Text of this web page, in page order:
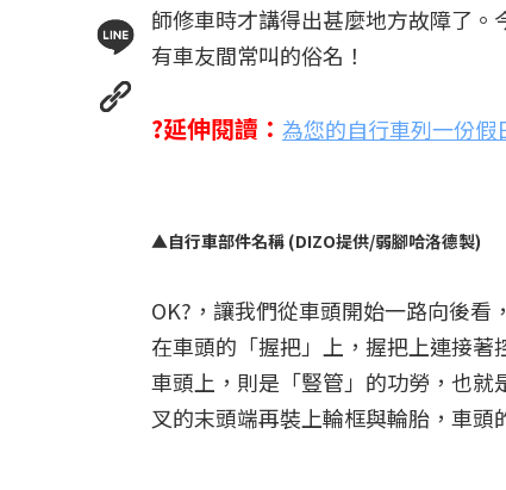
師修車時才講得出甚麼地方故障了
有車友間常叫的俗名！
?延伸閱讀： 為您的自行車列一份假
▲自行車部件名稱 (DIZO提供/弱腳哈洛德製)
OK?，讓我們從車頭開始一路向後
在車頭的「握把」上，握把上連接
車頭上，則是「豎管」的功勞，也
叉的末頭端再裝上輪框與輪胎，車頭